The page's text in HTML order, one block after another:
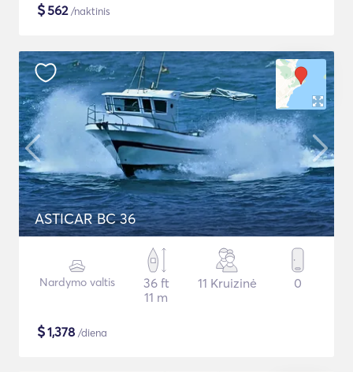
$562/naktinis
ASTICAR BC 36
Nardymo valtis
36 ft
11 m
11 Kruizinė 0
$1,378 /diena